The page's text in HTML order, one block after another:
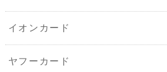
イオンカード
ヤフーカード